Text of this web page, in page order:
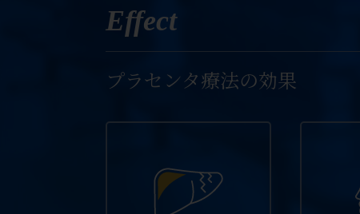
Effect
プラセンタ療法の効果